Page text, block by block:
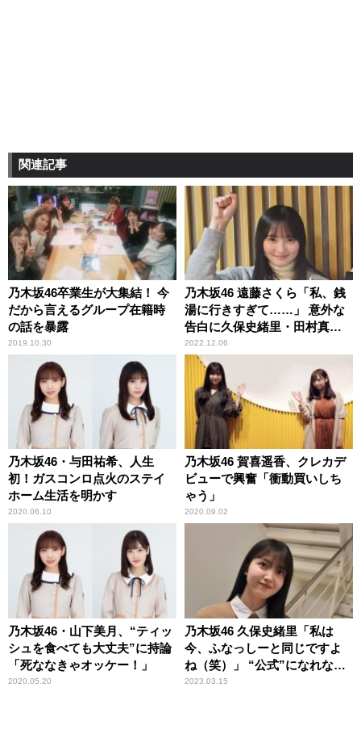
関連記事
乃木坂46卒業生が大集結！ 今
だから言えるグループ在籍時
の話を暴露
2019.10.30
乃木坂46 遠藤さくら「私、銭
湯に行きすぎて……」 意外な
告白に久保史緒里・田村真佑
もびっくり
2022.12.06
乃木坂46・与田祐希、人生
初！ガスコンロ点火のステイ
ホーム生活を明かす
2020.06.10
乃木坂46 賀喜遥香、クレカデ
ビューで興奮「衝動買いしち
ゃう」
2020.09.02
乃木坂46・山下美月、“ティッ
シュを食べても大丈夫”に持論
「死ななきゃオッケー！」
2020.05.20
乃木坂46 久保史緒里「私は
今、ふなっしーと同じですよ
ね（笑）」 “公式”になれな
い“自称”NPB女子広報部の立
2023.03.15